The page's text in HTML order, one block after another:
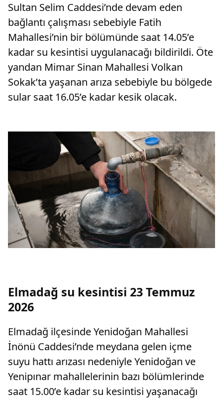
Sultan Selim Caddesi’nde devam eden
bağlantı çalışması sebebiyle Fatih
Mahallesi’nin bir bölümünde saat 14.05’e
kadar su kesintisi uygulanacağı bildirildi. Öte
yandan Mimar Sinan Mahallesi Volkan
Sokak’ta yaşanan arıza sebebiyle bu bölgede
sular saat 16.05’e kadar kesik olacak.
Elmadağ su kesintisi 23 Temmuz
2026
Elmadağ ilçesinde Yenidoğan Mahallesi
İnönü Caddesi’nde meydana gelen içme
suyu hattı arızası nedeniyle Yenidoğan ve
Yenipınar mahallelerinin bazı bölümlerinde
saat 15.00’e kadar su kesintisi yaşanacağı